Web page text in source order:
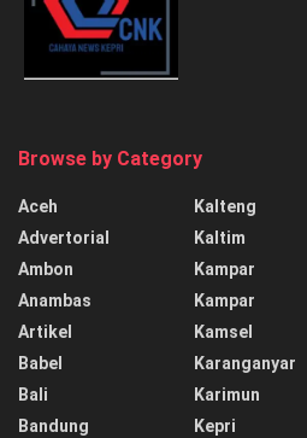
Browse by Category
Aceh
Advertorial
Ambon
Anambas
Artikel
Babel
Bali
Bandung
Kalteng
Kaltim
Kampar
Kampar
Kamsel
Karanganyar
Karimun
Kepri